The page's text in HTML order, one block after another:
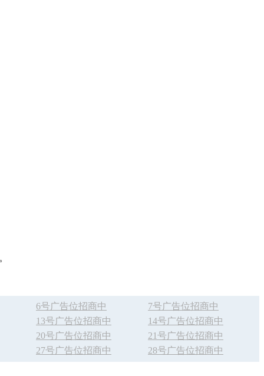
6号广告位招商中
7号广告位招商中
13号广告位招商中
14号广告位招商中
20号广告位招商中
21号广告位招商中
27号广告位招商中
28号广告位招商中